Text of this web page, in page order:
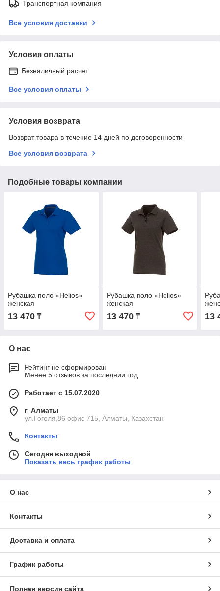
Транспортная компания
Все условия доставки
Условия оплаты
Безналичный расчет
Все условия оплаты
Условия возврата
Возврат товара в течение 14 дней по договоренности
Все условия возврата
Подобные товары компании
Рубашка поло «Helios»
женская
13 470 ₸
Рубашка поло «Helios»
женская
13 470₸ 13
О нас
Рейтинг не сформирован
Менее 5 отзывов за последний год
Работает с 15.07.2020
г. Алматы
ул.Гоголя,86 офис 715, Алматы, Казахстан
Контакты
Сегодня выходной
Показать весь график работы
О нас
Контакты
Доставка и оплата
График работы
Полная версия сайта